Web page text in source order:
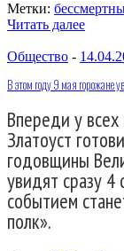
Метки:
Читать далее
Общество -
В этом году 9 мая горожане
Впереди у
Златоуст
годовщины
увидят сразу
событием
полк».